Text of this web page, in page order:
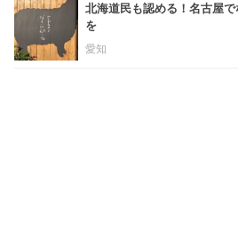
北海道民も認める！名古屋
を
愛知